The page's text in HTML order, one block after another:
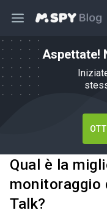
Aspettate!
Qual è la
monitoraggio
Talk?